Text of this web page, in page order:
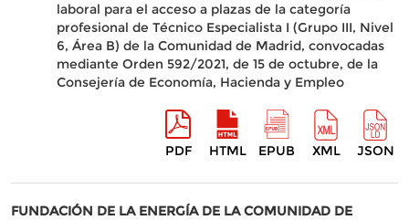
laboral para el acceso a plazas de la categoría
profesional de Técnico Especialista I (Grupo III, Nivel
6, Área B) de la Comunidad de Madrid, convocadas
mediante Orden 592/2021, de 15 de octubre, de la
Consejería de Economía, Hacienda y Empleo
PDF HTML EPUB XML JSON
FUNDACIÓN DE LA ENERGÍA DE LA COMUNIDAD DE